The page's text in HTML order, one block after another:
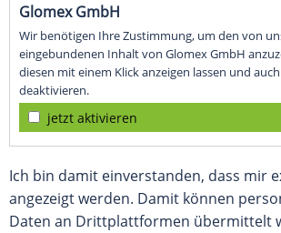
Glomex GmbH
Wir benötigen Ihre Zustimmung, um den von
eingebundenen Inhalt von Glomex GmbH
diesen mit einem Klick anzeigen lassen und
deaktivieren.
jetzt aktivieren
Ich bin damit einverstanden, dass mir
angezeigt werden. Damit können
Daten an Drittplattformen übermittelt